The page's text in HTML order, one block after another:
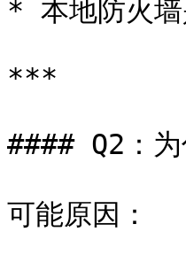
* 本地防火墙
***
#### Q2：
可能原因：